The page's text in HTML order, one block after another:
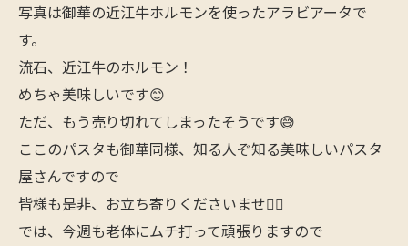
写真は御華の近江牛ホルモンを使ったアラビアータで
す。
流石、近江牛のホルモン！
めちゃ美味しいです😊
ただ、もう売り切れてしまったそうです😅
ここのパスタも御華同様、知る人ぞ知る美味しいパスタ
屋さんですので
皆様も是非、お立ち寄りくださいませ🙇‍♂️
では、今週も老体にムチ打って頑張りますので